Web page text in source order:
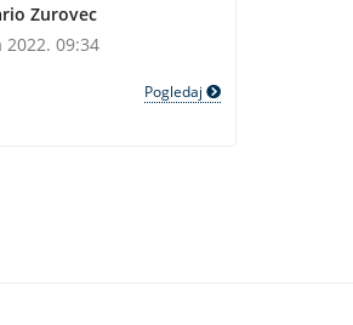
Zurovec
2022. 09:34
Pogledaj